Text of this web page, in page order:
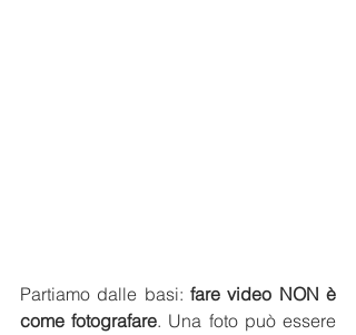
Partiamo dalle basi: fare video NON è
come fotografare. Una foto può essere